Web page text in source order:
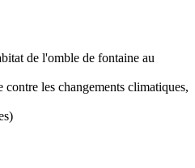
de l'omble de fontaine au
les changements climatiques,